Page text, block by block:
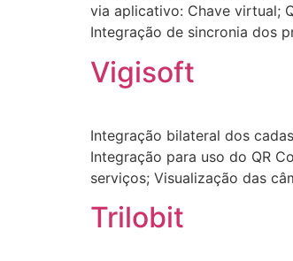
via aplicativo: Chave virtual;
Integração de sincronia dos
Vigisoft
Integração bilateral dos
Integração para uso do QR
serviços; Visualização das
Trilobit